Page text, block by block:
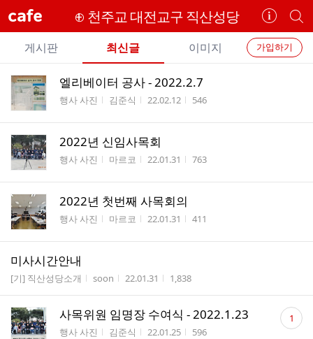
cafe ⊕ 천주교 대전교구 직산성당
카
페
정
보
개
별
카
페
카
페
메
뉴
가입하기
게시판 최신글 이미지
전
체
글
리
엘리베이터 공사 - 2022.2.7
게시판명
행사 사진 작성자
김준식 작성시간
22.02.12 조회수
546
2022년 신임사목회
게시판명
행사 사진 작성자
마르코 작성시간
22.01.31 조회수
763
2022년 첫번째 사목회의
게시판명
행사 사진 작성자
마르코 작성시간
22.01.31 조회수
411
미사시간안내
게시판명
[기] 직산성당소개 작성자
soon 작성시간
22.01.31 조회수
1,838
사목위원 임명장 수여식 - 2022.1.23
게시판명
행사 사진 작성자
김준식 작성시간
22.01.25 조회수
596
댓
글 1